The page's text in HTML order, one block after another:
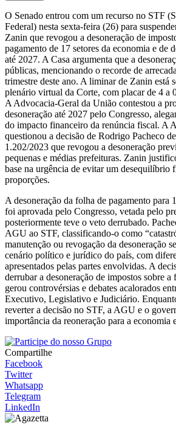
O Senado entrou com um recurso no STF
Federal) nesta sexta-feira (26) para
Zanin que revogou a desoneração de
pagamento de 17 setores da economia e de
até 2027. A Casa argumenta que a
públicas, mencionando o recorde de
trimestre deste ano. A liminar de Zanin está
plenário virtual da Corte, com placar de 4 a
A Advocacia-Geral da União contestou a
desoneração até 2027 pelo Congresso,
do impacto financeiro da renúncia fiscal. A
questionou a decisão de Rodrigo Pacheco
1.202/2023 que revogou a desoneração
pequenas e médias prefeituras. Zanin
base na urgência de evitar um desequilíbrio
proporções.
A desoneração da folha de pagamento para
foi aprovada pelo Congresso, vetada pelo
posteriormente teve o veto derrubado.
AGU ao STF, classificando-o como
manutenção ou revogação da desoneração
cenário político e jurídico do país, com
apresentados pelas partes envolvidas. A
derrubar a desoneração de impostos sobre a
gerou controvérsias e debates acalorados
Executivo, Legislativo e Judiciário.
reverter a decisão no STF, a AGU e o
importância da reoneração para a economia
Compartilhe
Facebook
Twitter
Whatsapp
Telegram
LinkedIn